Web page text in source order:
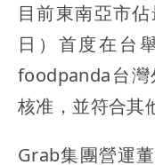
目前東南亞市
日）首度在台
foodpanda台
核准，並符合其
Grab集團營運